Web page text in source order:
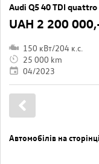
Audi Q5 40 TDI quattro
UAH 2 200
150 кВт/204 к.с.
25 000 km
04/2023
Автомобілів на сторінці